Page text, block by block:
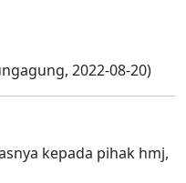
2022-08-20)
kepada pihak hmj,